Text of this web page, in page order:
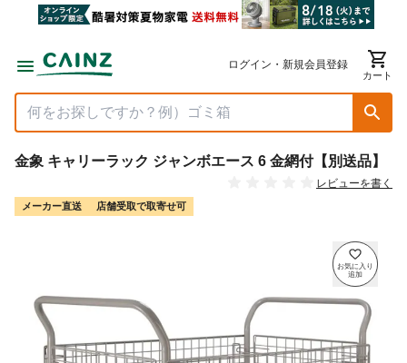
ログイン・新規会員登録
カート
金象 キャリーラック ジャンボエース 6 金網付【別送品】
レビューを書く
メーカー直送 店舗受取で取寄せ可